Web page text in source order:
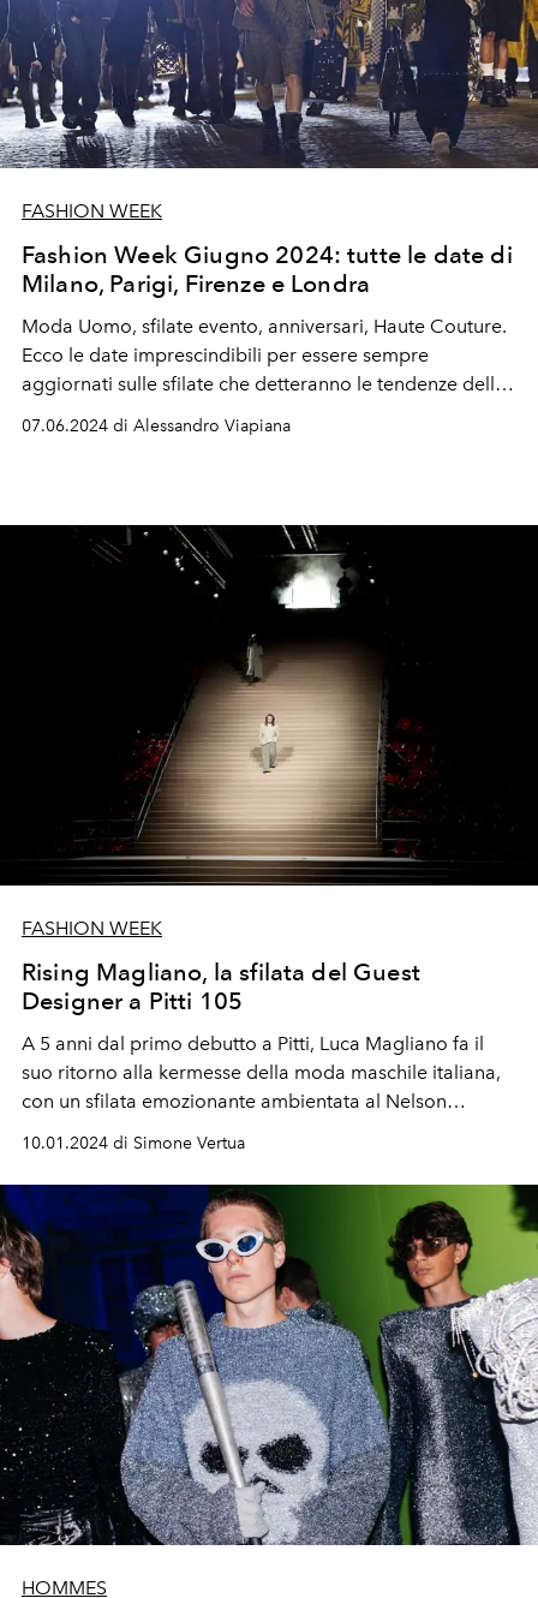
FASHION WEEK
Fashion Week Giugno 2024: tutte le date di
Milano, Parigi, Firenze e Londra
Moda Uomo, sfilate evento, anniversari, Haute Couture.
Ecco le date imprescindibili per essere sempre
aggiornati sulle sfilate che detteranno le tendenze della
primavera estate 2025.
07.06.2024 di Alessandro Viapiana
FASHION WEEK
Rising Magliano, la sfilata del Guest
Designer a Pitti 105
A 5 anni dal primo debutto a Pitti, Luca Magliano fa il
suo ritorno alla kermesse della moda maschile italiana,
con un sfilata emozionante ambientata al Nelson
Mandela Forum di Firenze.
10.01.2024 di Simone Vertua
HOMMES